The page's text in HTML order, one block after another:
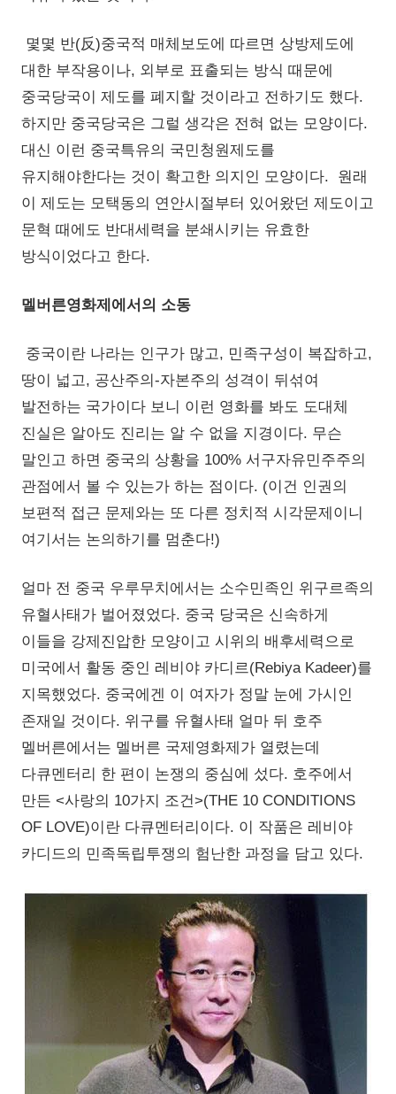
몇몇 반(反)중국적 매체보도에 따르면 상방제도에
대한 부작용이나, 외부로 표출되는 방식 때문에
중국당국이 제도를 폐지할 것이라고 전하기도 했다.
하지만 중국당국은 그럴 생각은 전혀 없는 모양이다.
대신 이런 중국특유의 국민청원제도를
유지해야한다는 것이 확고한 의지인 모양이다. 원래
이 제도는 모택동의 연안시절부터 있어왔던 제도이고
문혁 때에도 반대세력을 분쇄시키는 유효한
방식이었다고 한다.
멜버른영화제에서의 소동
중국이란 나라는 인구가 많고, 민족구성이 복잡하고,
땅이 넓고, 공산주의-자본주의 성격이 뒤섞여
발전하는 국가이다 보니 이런 영화를 봐도 도대체
진실은 알아도 진리는 알 수 없을 지경이다. 무슨
말인고 하면 중국의 상황을 100% 서구자유민주주의
관점에서 볼 수 있는가 하는 점이다. (이건 인권의
보편적 접근 문제와는 또 다른 정치적 시각문제이니
여기서는 논의하기를 멈춘다!)
얼마 전 중국 우루무치에서는 소수민족인 위구르족의
유혈사태가 벌어졌었다. 중국 당국은 신속하게
이들을 강제진압한 모양이고 시위의 배후세력으로
미국에서 활동 중인 레비야 카디르(Rebiya Kadeer)를
지목했었다. 중국에겐 이 여자가 정말 눈에 가시인
존재일 것이다. 위구를 유혈사태 얼마 뒤 호주
멜버른에서는 멜버른 국제영화제가 열렸는데
다큐멘터리 한 편이 논쟁의 중심에 섰다. 호주에서
만든 <사랑의 10가지 조건>(THE 10 CONDITIONS
OF LOVE)이란 다큐멘터리이다. 이 작품은 레비야
카디드의 민족독립투쟁의 험난한 과정을 담고 있다.